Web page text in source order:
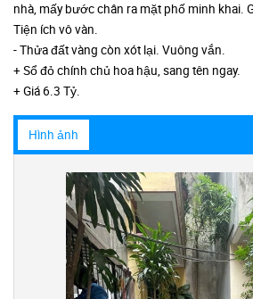
nhà, mấy bước chân ra mặt phố minh khai.
Tiện ích vô vàn.
- Thửa đất vàng còn xót lại. Vuông vắn.
+ Sổ đỏ chính chủ hoa hậu, sang tên ngay.
+ Giá 6.3 Tỷ.
Hình ảnh